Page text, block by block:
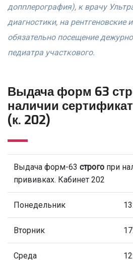
допплерография), к врачу
диагностики, на рентгеновские
обязательно посещение
педиатра участкового.
Выдача форм 63
наличии
(к. 202)
Выдача форм-63 строго при
прививках. Кабинет 202
Понедельник
Вторник
Среда